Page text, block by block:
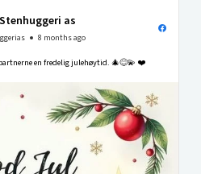
as
8 months ago
en fredelig julehøytid. 🎄😊💫 ❤️